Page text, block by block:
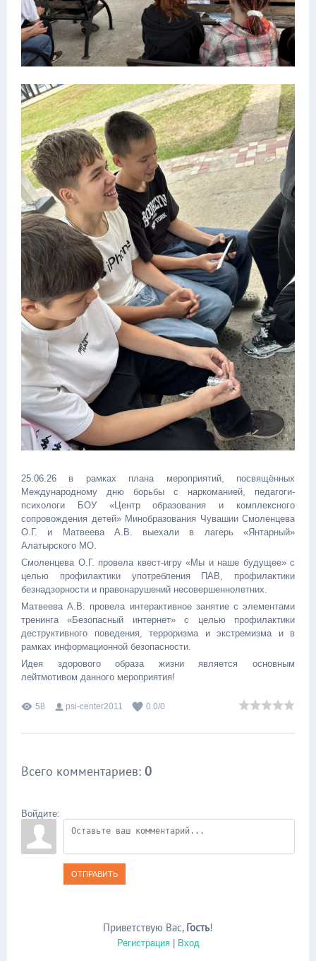
25.06.26 в рамках плана мероприятий, посвящённых
Международному дню борьбы с наркоманией, педагоги-
психологи БОУ «Центр образования и комплексного
сопровождения детей» Минобразования Чувашии Смоленцева
О.Г. и Матвеева А.В. выехали в лагерь «Янтарный»
Алатырского МО.
Смоленцева О.Г. провела квест-игру «Мы и наше будущее» с
целью профилактики употребления ПАВ, профилактики
безнадзорности и правонарушений несовершеннолетних.
Матвеева А.В. провела интерактивное занятие с элементами
тренинга «Безопасный интернет» с целью профилактики
деструктивного поведения, терроризма и экстремизма и в
рамках информационной безопасности.
Идея здорового образа жизни является основным
лейтмотивом данного мероприятия!
58 psi-center2011 0.0/0
Всего комментариев: 0
Войдите:
ОТПРАВИТЬ
Приветствую Вас, Гость!
Регистрация| Вход